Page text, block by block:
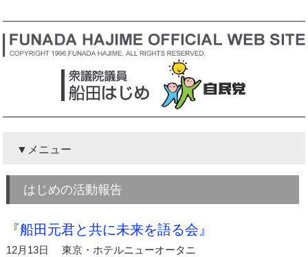
メニュー
はじめの活動報告
『船田元君と共に未来を語る会』
12月13日 東京・ホテルニューオータニ